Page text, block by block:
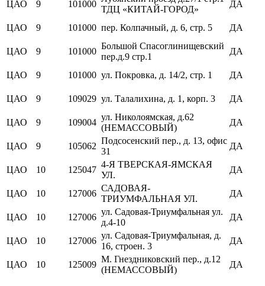
ЦАО 9 101000
ТДЦ «КИТАЙ-ГОРОД»
ДА
ЦАО 9 101000 пер. Колпачный, д. 6, стр. 5 ДА
ЦАО 9 101000
Большой Спасоглинищевский
пер.д.9 стр.1
ДА
ЦАО 9 101000 ул. Покровка, д. 14/2, стр. 1 ДА
ЦАО 9 109029 ул. Талалихина, д. 1, корп. 3 ДА
ЦАО 9 109004
ул. Николоямская, д.62
(НЕМАССОВЫЙ)
ДА
ЦАО 9 105062
Подсосенский пер., д. 13, офис
31
ДА
ЦАО 10 125047
4-Я ТВЕРСКАЯ-ЯМСКАЯ
УЛ.
ДА
ЦАО 10 127006
САДОВАЯ-
ТРИУМФАЛЬНАЯ УЛ.
ДА
ЦАО 10 127006
ул. Садовая-Триумфальная ул.
д.4-10
ДА
ЦАО 10 127006
ул. Садовая-Триумфальная, д.
16, строен. 3
ДА
ЦАО 10 125009
М. Гнездниковский пер., д.12
(НЕМАССОВЫЙ)
ДА